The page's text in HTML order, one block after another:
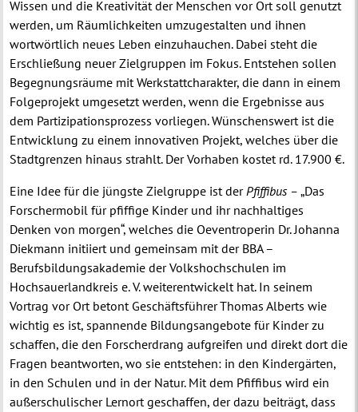
Wissen und die Kreativität der Menschen vor Ort soll genutzt
werden, um Räumlichkeiten umzugestalten und ihnen
wortwörtlich neues Leben einzuhauchen. Dabei steht die
Erschließung neuer Zielgruppen im Fokus. Entstehen sollen
Begegnungsräume mit Werkstattcharakter, die dann in einem
Folgeprojekt umgesetzt werden, wenn die Ergebnisse aus
dem Partizipationsprozess vorliegen. Wünschenswert ist die
Entwicklung zu einem innovativen Projekt, welches über die
Stadtgrenzen hinaus strahlt. Der Vorhaben kostet rd. 17.900 €.
Eine Idee für die jüngste Zielgruppe ist derPfiffibus – „Das
Forschermobil für pfiffige Kinder und ihr nachhaltiges
Denken von morgen“, welches die Oeventroperin Dr. Johanna
Diekmann initiiert und gemeinsam mit der BBA –
Berufsbildungsakademie der Volkshochschulen im
Hochsauerlandkreis e. V. weiterentwickelt hat. In seinem
Vortrag vor Ort betont Geschäftsführer Thomas Alberts wie
wichtig es ist, spannende Bildungsangebote für Kinder zu
schaffen, die den Forscherdrang aufgreifen und direkt dort die
Fragen beantworten, wo sie entstehen: in den Kindergärten,
in den Schulen und in der Natur. Mit dem Pfiffibus wird ein
außerschulischer Lernort geschaffen, der dazu beiträgt, dass